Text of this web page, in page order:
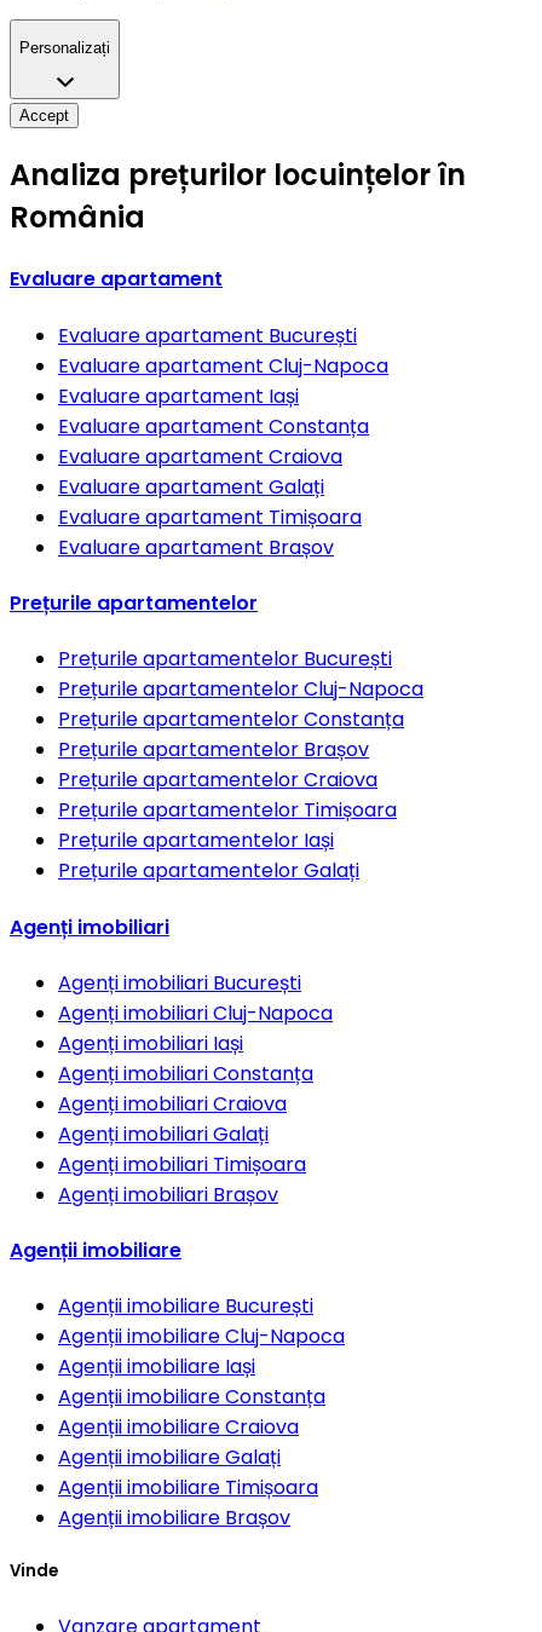
Personalizați
Accept
Analiza prețurilor locuințelor în
România
Evaluare apartament
Evaluare apartament București
Evaluare apartament Cluj-Napoca
Evaluare apartament Iași
Evaluare apartament Constanța
Evaluare apartament Craiova
Evaluare apartament Galați
Evaluare apartament Timișoara
Evaluare apartament Brașov
Prețurile apartamentelor
Prețurile apartamentelor București
Prețurile apartamentelorCluj-Napoca
Prețurile apartamentelorConstanța
Prețurile apartamentelor Brașov
Prețurile apartamentelorCraiova
Prețurile apartamentelor Timișoara
Prețurile apartamentelor Iași
Prețurile apartamentelorGalați
Agenți imobiliari
Agenți imobiliari București
Agenți imobiliariCluj-Napoca
Agenți imobiliari Iași
Agenți imobiliariConstanța
Agenți imobiliariCraiova
Agenți imobiliariGalați
Agenți imobiliari Timișoara
Agenți imobiliari Brașov
Agenții imobiliare
Agenții imobiliare București
Agenții imobiliareCluj-Napoca
Agenții imobiliare Iași
Agenții imobiliareConstanța
Agenții imobiliareCraiova
Agenții imobiliareGalați
Agenții imobiliare Timișoara
Agenții imobiliare Brașov
Vinde
Vanzare apartament